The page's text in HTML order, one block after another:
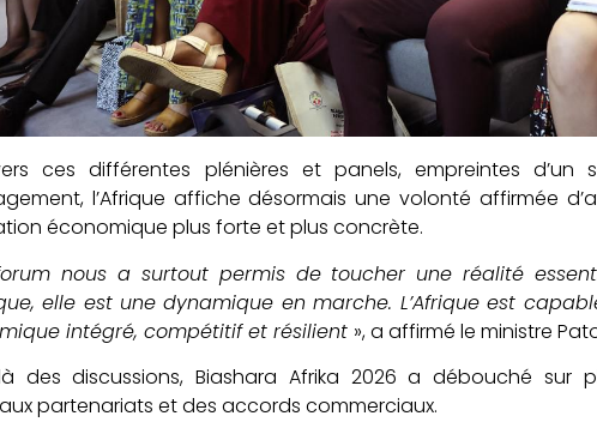
ces différentes plénières et panels, empreintes d’un
l’Afrique affiche désormais une volonté affirmée
économique plus forte et plus concrète.
nous a surtout permis de toucher une réalité
elle est une dynamique en marche. L’Afrique est
intégré, compétitif et résilient », a affirmé le ministre
des discussions, Biashara Afrika 2026 a débouché sur
partenariats et des accords commerciaux.